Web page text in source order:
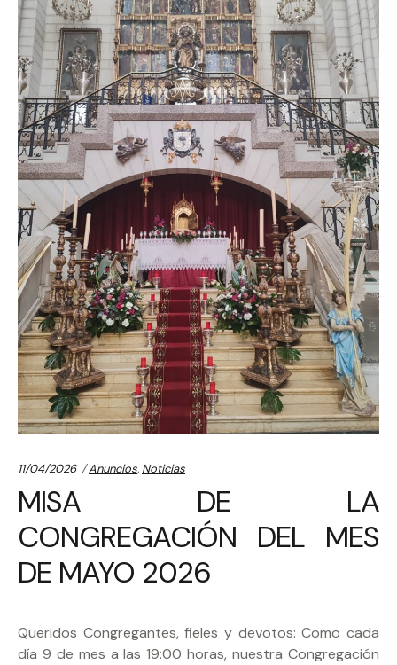
11/04/2026 Categories:
Anuncios, Noticias
MISA DE LA
CONGREGACIÓN DEL MES
DE MAYO 2026
Queridos Congregantes, fieles y devotos: Como cada
día 9 de mes a las 19:00 horas, nuestra Congregación